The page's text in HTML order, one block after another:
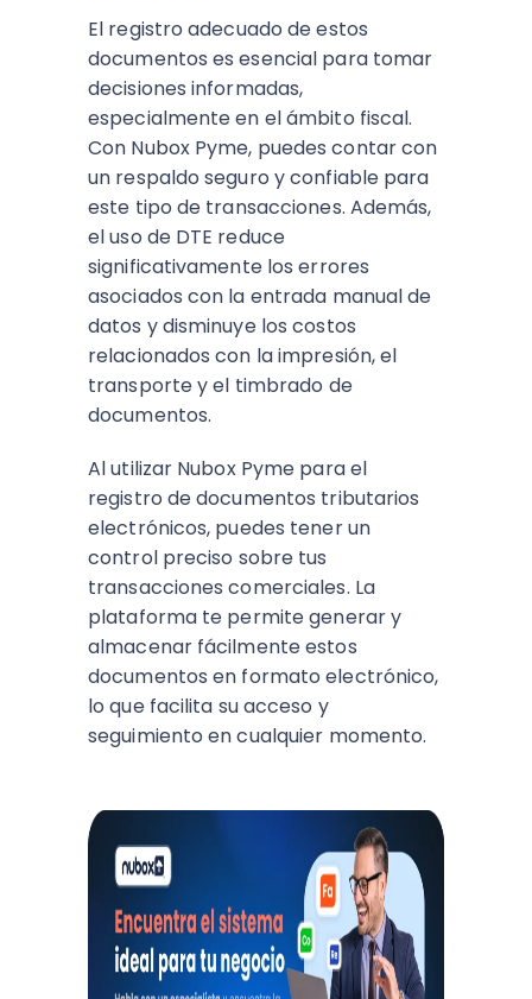
El registro adecuado de estos
documentos es esencial para tomar
decisiones informadas,
especialmente en el ámbito fiscal.
Con Nubox Pyme, puedes contar con
un respaldo seguro y confiable para
este tipo de transacciones. Además,
el uso de DTE reduce
significativamente los errores
asociados con la entrada manual de
datos y disminuye los costos
relacionados con la impresión, el
transporte y el timbrado de
documentos.
Al utilizar Nubox Pyme para el
registro de documentos tributarios
electrónicos, puedes tener un
control preciso sobre tus
transacciones comerciales. La
plataforma te permite generar y
almacenar fácilmente estos
documentos en formato electrónico,
lo que facilita su acceso y
seguimiento en cualquier momento.